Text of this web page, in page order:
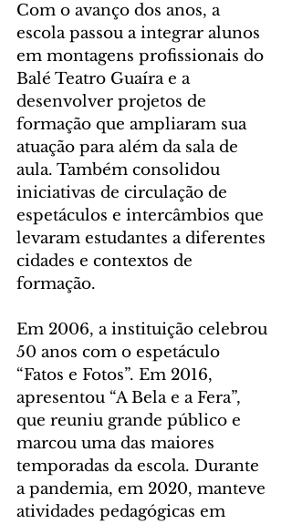
Com o avanço dos anos, a
escola passou a integrar alunos
em montagens profissionais do
Balé Teatro Guaíra e a
desenvolver projetos de
formação que ampliaram sua
atuação para além da sala de
aula. Também consolidou
iniciativas de circulação de
espetáculos e intercâmbios que
levaram estudantes a diferentes
cidades e contextos de
formação.
Em 2006, a instituição celebrou
50 anos com o espetáculo
“Fatos e Fotos”. Em 2016,
apresentou “A Bela e a Fera”,
que reuniu grande público e
marcou uma das maiores
temporadas da escola. Durante
a pandemia, em 2020, manteve
atividades pedagógicas em